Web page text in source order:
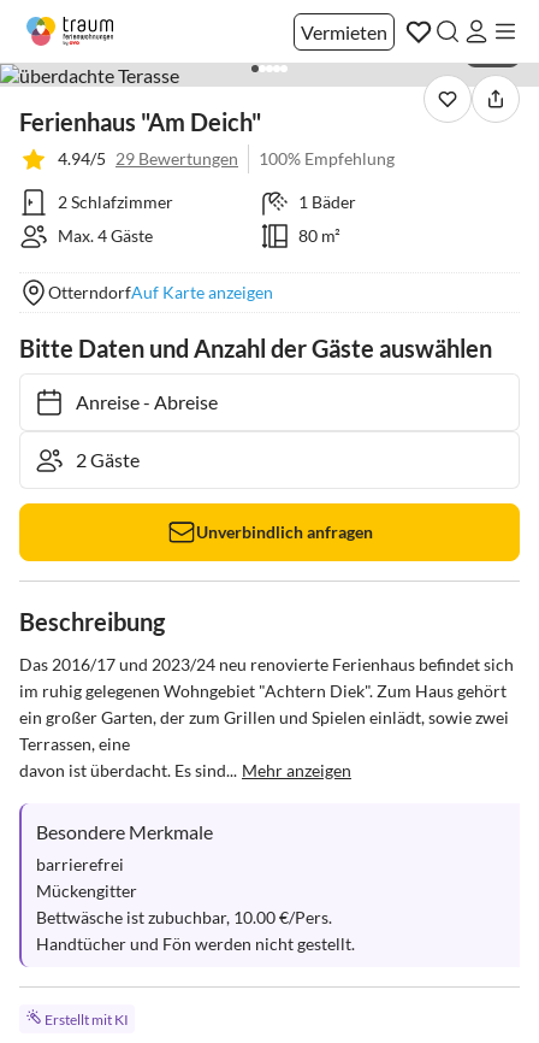
Vermieten
Ferienhaus "Am Deich"
4.94/5 29 Bewertungen 100% Empfehlung
2 Schlafzimmer
1 Bäder
Max. 4 Gäste
80 m²
OtterndorfAuf Karte anzeigen
Bitte Daten und Anzahl der Gäste auswählen
Anreise- Abreise
Unverbindlich anfragen
Beschreibung
Das 2016/17 und 2023/24 neu renovierte Ferienhaus befindet sich
im ruhig gelegenen Wohngebiet "Achtern Diek". Zum Haus gehört
ein großer Garten, der zum Grillen und Spielen einlädt, sowie zwei
Terrassen, eine
davon ist überdacht. Es sind... Mehr anzeigen
Besondere Merkmale
barrierefrei
Mückengitter
Bettwäsche ist zubuchbar, 10.00 €/Pers.
Handtücher und Fön werden nicht gestellt.
Erstellt mit KI